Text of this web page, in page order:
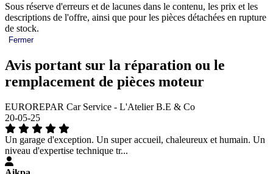
Sous réserve d'erreurs et de lacunes dans le contenu, les prix et les
descriptions de l'offre, ainsi que pour les pièces détachées en rupture
de stock.
Fermer
Avis portant sur la réparation ou le
remplacement de pièces moteur
EUROREPAR Car Service - L'Atelier B.E & Co
20-05-25
Un garage d'exception. Un super accueil, chaleureux et humain. Un
niveau d'expertise technique tr...